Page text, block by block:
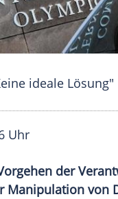
ideale Lösung"
Uhr
der
Manipulation von